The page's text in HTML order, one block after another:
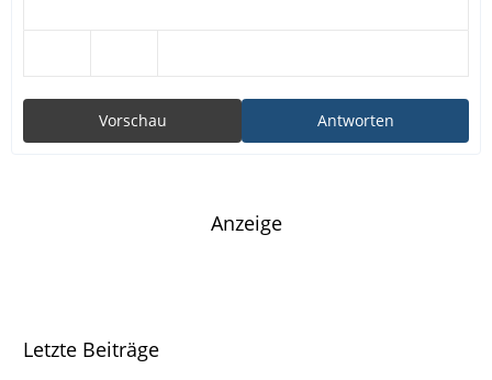
Antworten
Vorschau
Anzeige
Letzte Beiträge